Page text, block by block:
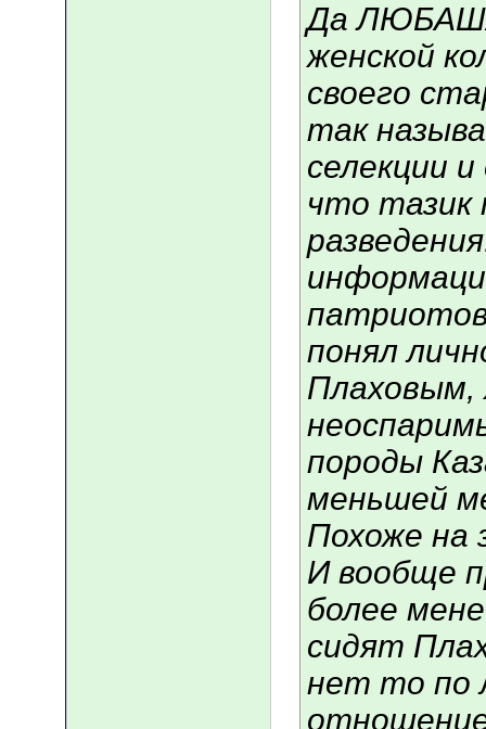
Да
женской
своего
так
селекции
что тазик
понял
Плаховым,
породы
меньшей
Похоже на
И вообще
более
сидят
нет то по